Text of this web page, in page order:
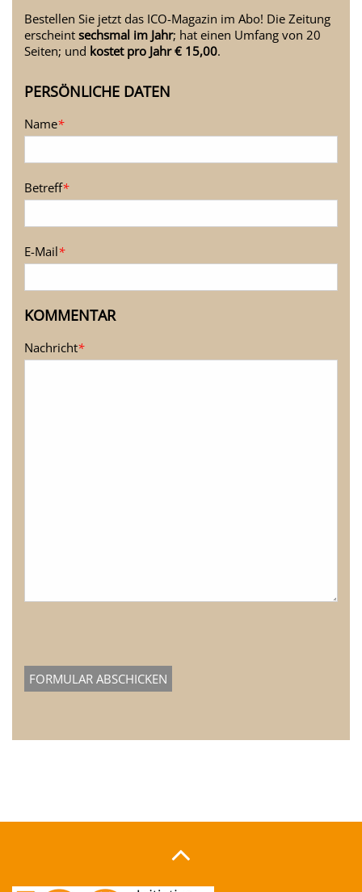
Bestellen Sie jetzt das ICO-Magazin im Abo! Die Zeitung
erscheint sechsmal im Jahr; hat einen Umfang von 20
Seiten; und kostet pro Jahr € 15,00.
PERSÖNLICHE DATEN
Name*
Betreff*
E-Mail*
KOMMENTAR
Nachricht*